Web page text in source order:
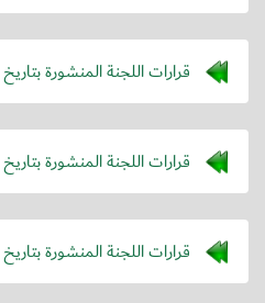
قرارات اللجنة المنشورة
قرارات اللجنة المنشورة
قرارات اللجنة المنشورة